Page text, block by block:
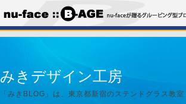
みきデザイン工房
「みきBLOG」は、東京都新宿のステンドグラス教